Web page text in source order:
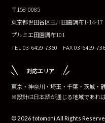
〒158-0085
東京都世田谷区玉川田園調布1-14-17
プルミエ田園調布101
TEL 03-6459-7360 FAX 03-6459-
対応エリア
東京・神奈川・埼玉・千葉・茨城・
※設計は日本語が通じる地域であれ
© 2026 totomoni All Rights